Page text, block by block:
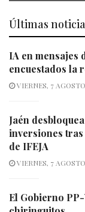
Últimas
IA en mensajes
encuestados la
VIERNES, 7
Jaén
inversiones
de IFEJA
VIERNES, 7
El Gobierno